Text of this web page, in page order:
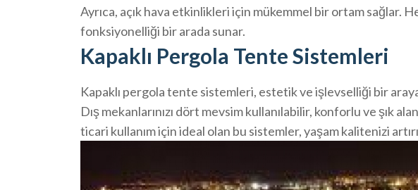
Ayrıca, açık hava etkinlikleri için mükemmel bir ortam sağlar.
fonksiyonelliği bir arada sunar.
Kapaklı Pergola Tente Sistemleri
Kapaklı pergola tente sistemleri, estetik ve işlevselliği bir
Dış mekanlarınızı dört mevsim kullanılabilir, konforlu ve şık
ticari kullanım için ideal olan bu sistemler, yaşam kalitenizi